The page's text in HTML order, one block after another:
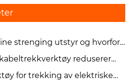
strenging utstyr og hvorfor
konstruksjon?
reduserer
jobben?
for trekking av elektriske